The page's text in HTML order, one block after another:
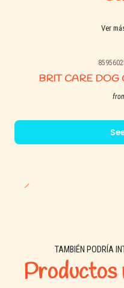
Ver
BRIT CARE DOG
TAMBIÉN PODRÍA
Productos